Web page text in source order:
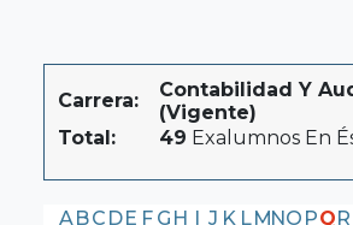
Carrera:
Contabilidad Y
(Vigente)
Total:
49 Exalumnos En
A BC DE F G H I J K LMNO PQR